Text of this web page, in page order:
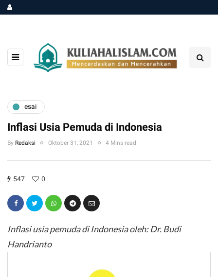
esai
Inflasi Usia Pemuda di Indonesia
By Redaksi Oktober 31, 2021 4 Mins read
547 0
Inflasi usia pemuda di Indonesia oleh: Dr. Budi
Handrianto